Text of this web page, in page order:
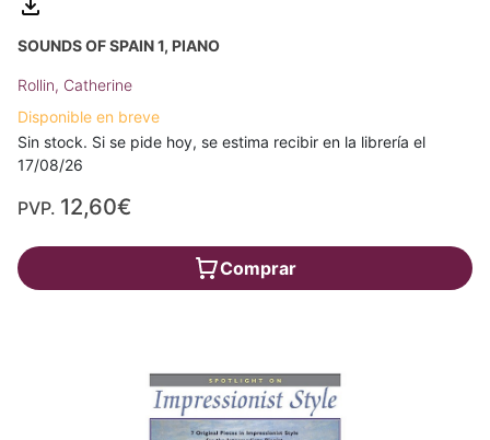
SOUNDS OF SPAIN 1, PIANO
Rollin, Catherine
Disponible en breve
Sin stock. Si se pide hoy, se estima recibir en la librería el
17/08/26
PVP. 12,60€
Comprar